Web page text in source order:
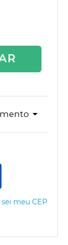
meu CEP